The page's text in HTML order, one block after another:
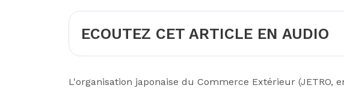
ECOUTEZ CET ARTICLE EN AUDIO
L'organisation japonaise du Commerce Extérieur (JETRO,